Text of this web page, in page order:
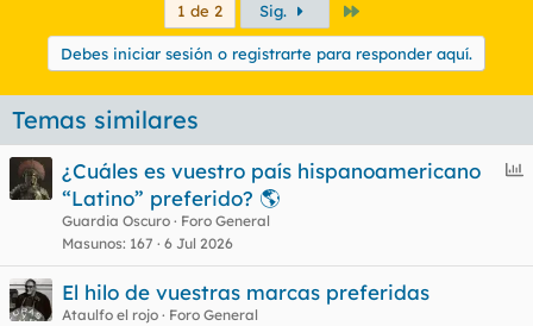
1 de 2 Sig.
Debes iniciar sesión o registrarte para responder aquí.
Temas similares
E
e
¿Cuáles es vuestro país hispanoamericano
“Latino” preferido? 🌎
Guardia Oscuro
Foro General
Masunos 167 6 Jul 2026
El hilo de vuestras marcas preferidas
Ataulfo el rojo
Foro General